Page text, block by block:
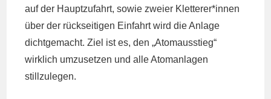
auf der Hauptzufahrt, sowie zweier Kletterer*innen
über der rückseitigen Einfahrt wird die Anlage
dichtgemacht. Ziel ist es, den „Atomausstieg“
wirklich umzusetzen und alle Atomanlagen
stillzulegen.